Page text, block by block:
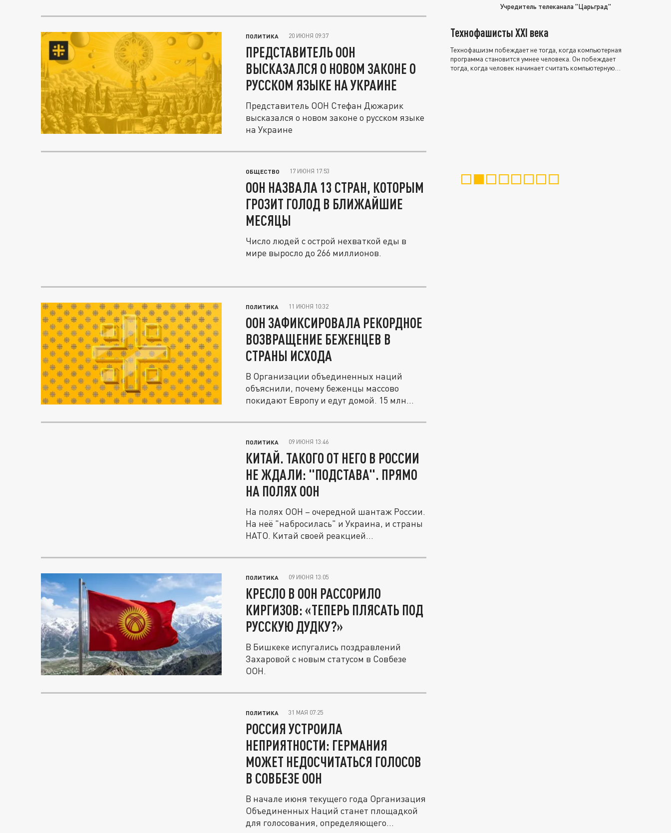
ПОЛИТИКА 20 ИЮНЯ 09:37
ПРЕДСТАВИТЕЛЬ ООН
ВЫСКАЗАЛСЯ О НОВОМ ЗАКОНЕ О
РУССКОМ ЯЗЫКЕ НА УКРАИНЕ
Представитель ООН Стефан Дюжарик
высказался о новом законе о русском языке
на Украине
ОБЩЕСТВО 17 ИЮНЯ 17:53
ООН НАЗВАЛА 13 СТРАН, КОТОРЫМ
ГРОЗИТ ГОЛОД В БЛИЖАЙШИЕ
МЕСЯЦЫ
Число людей с острой нехваткой еды в
мире выросло до 266 миллионов.
ПОЛИТИКА 11 ИЮНЯ 10:32
ООН ЗАФИКСИРОВАЛА РЕКОРДНОЕ
ВОЗВРАЩЕНИЕ БЕЖЕНЦЕВ В
СТРАНЫ ИСХОДА
В Организации объединенных наций
объяснили, почему беженцы массово
покидают Европу и едут домой. 15 млн...
ПОЛИТИКА 09 ИЮНЯ 13:46
КИТАЙ. ТАКОГО ОТ НЕГО В РОССИИ
НЕ ЖДАЛИ: "ПОДСТАВА". ПРЯМО
НА ПОЛЯХ ООН
На полях ООН – очередной шантаж России.
На неё "набросилась" и Украина, и страны
НАТО. Китай своей реакцией...
ПОЛИТИКА 09 ИЮНЯ 13:05
КРЕСЛО В ООН РАССОРИЛО
КИРГИЗОВ: «ТЕПЕРЬ ПЛЯСАТЬ ПОД
РУССКУЮ ДУДКУ?»
В Бишкеке испугались поздравлений
Захаровой с новым статусом в Совбезе
ООН.
ПОЛИТИКА 31 МАЯ 07:25
РОССИЯ УСТРОИЛА
НЕПРИЯТНОСТИ: ГЕРМАНИЯ
МОЖЕТ НЕДОСЧИТАТЬСЯ ГОЛОСОВ
В СОВБЕЗЕ ООН
В начале июня текущего года Организация
Объединенных Наций станет площадкой
для голосования, определяющего...
Учредитель телеканала "Царьград"
Технофашисты XXI века
Технофашизм побеждает не тогда, когда компьютерная
программа становится умнее человека. Он побеждает
тогда, когда человек начинает считать компьютерную